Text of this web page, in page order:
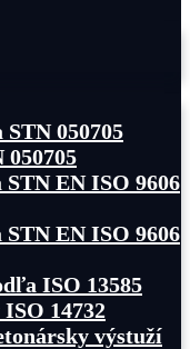
050705
050705
EN ISO 9606
EN ISO 9606
ISO 13585
14732
výstuží